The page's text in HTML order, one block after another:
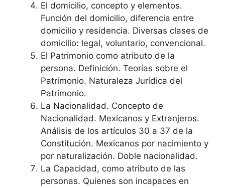
El domicilio, concepto y elementos.
Función del domicilio, diferencia entre
domicilio y residencia. Diversas clases de
domicilio: legal, voluntario, convencional.
El Patrimonio como atributo de la
persona. Definición. Teorías sobre el
Patrimonio. Naturaleza Jurídica del
Patrimonio.
La Nacionalidad. Concepto de
Nacionalidad. Mexicanos y Extranjeros.
Análisis de los artículos 30 a 37 de la
Constitución. Mexicanos por nacimiento y
por naturalización. Doble nacionalidad.
La Capacidad, como atributo de las
personas. Quienes son incapaces en